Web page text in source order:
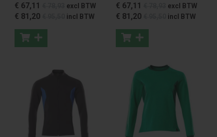
€ 67,11 excl BTW
€ 81 ,20 incl BTW
€ 67,11 excl BTW
€ 81 ,20 incl BTW